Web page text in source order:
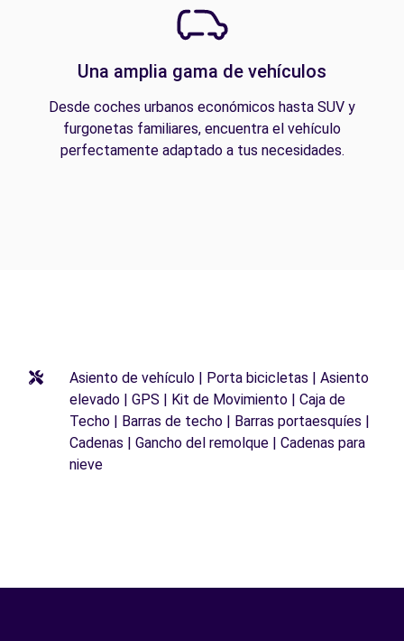
Una amplia gama de vehículos
Desde coches urbanos económicos hasta SUV y
furgonetas familiares, encuentra el vehículo
perfectamente adaptado a tus necesidades.
Asiento de vehículo | Porta bicicletas | Asiento
elevado | GPS | Kit de Movimiento | Caja de
Techo | Barras de techo | Barras portaesquíes |
Cadenas | Gancho del remolque | Cadenas para
nieve